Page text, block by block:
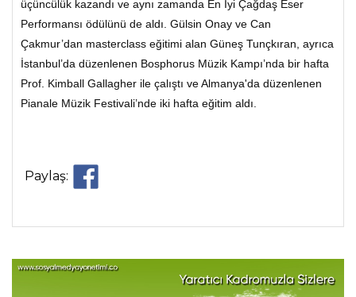
üçüncülük kazandı ve aynı zamanda En İyi Çağdaş Eser
Performansı ödülünü de aldı. Gülsin Onay ve Can
Çakmur’dan masterclass eğitimi alan Güneş Tunçkıran, ayrıca
İstanbul’da düzenlenen Bosphorus Müzik Kampı’nda bir hafta
Prof. Kimball Gallagher ile çalıştı ve Almanya'da düzenlenen
Pianale Müzik Festivali’nde iki hafta eğitim aldı.
Paylaş: